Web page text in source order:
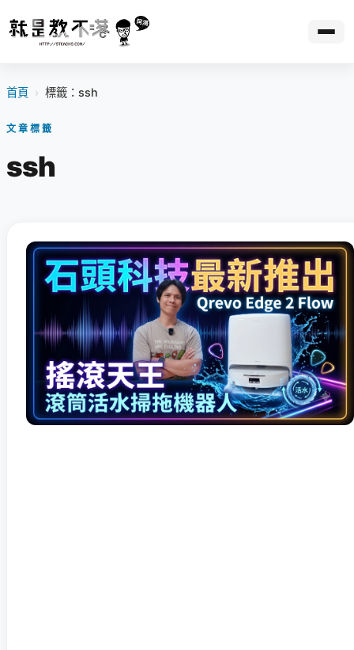
首頁 › 標籤：ssh
文章標籤
ssh